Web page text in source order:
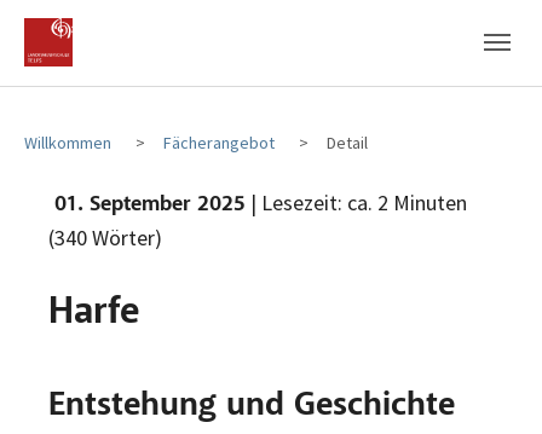
Zum Hauptinhalt
Zum Fußbereich
Willkommen Fächerangebot Detail
01. September 2025 | Lesezeit: ca. 2 Minuten
(340 Wörter)
Harfe
Entstehung und Geschichte